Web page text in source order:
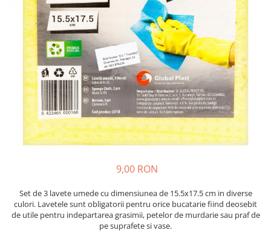
Insecticide
Dezinfectante
Absorbanti de Umiditate & Rezerve
Bioactivatori & Tratamente Fose
Septice
Manusi Protectie
Solutii curatare mobila
Ceaiuri
Cosmetice
Vopsea Par
Ingrijire Par
Ingrijire corp
Ingrijire maini
Ingrijire picioare
Ingrijire Urechi
Îngrijire Ten
Gel de Dus
Igiena Orala
9,00 RON
Set de 3 lavete umede cu dimensiunea de 15.5x17.5 cm in diverse
culori. Lavetele sunt obligatorii pentru orice bucatarie fiind deosebit
de utile pentru indepartarea grasimii, petelor de murdarie sau praf de
pe suprafete si vase.